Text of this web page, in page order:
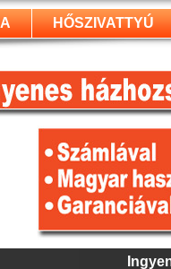
HŐSZIVATTYÚ